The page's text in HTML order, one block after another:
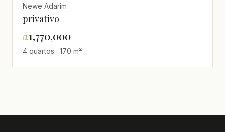
Newe Adarim
privativo
₪1,770,000
4 quartos · 170 m²